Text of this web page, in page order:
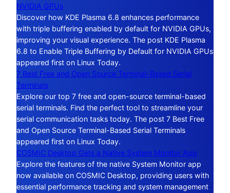
NVIDIA GPUs
Discover how KDE Plasma 6.8 enhances performance
with triple buffering enabled by default for NVIDIA GPUs,
improving your visual experience. The post KDE Plasma
6.8 to Enable Triple Buffering by Default for NVIDIA GPUs
appeared first on Linux Today.
7 Best Free and Open Source Terminal-Based Serial
Terminals
Explore our top 7 free and open-source terminal-based
serial terminals. Find the perfect tool to streamline your
serial communication tasks today. The post 7 Best Free
and Open Source Terminal-Based Serial Terminals
appeared first on Linux Today.
COSMIC Desktop Gets a Native System Monitor App
Explore the features of the native System Monitor app
now available on COSMIC Desktop, providing users with
essential performance tracking and system management